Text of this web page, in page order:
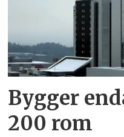
Bygger
200 rom